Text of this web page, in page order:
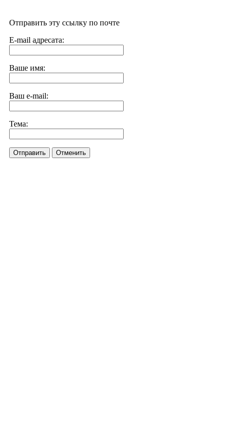
Отправить эту ссылку по почте
E-mail адресата:
Ваше имя:
Ваш e-mail:
Тема:
Отправить Отменить